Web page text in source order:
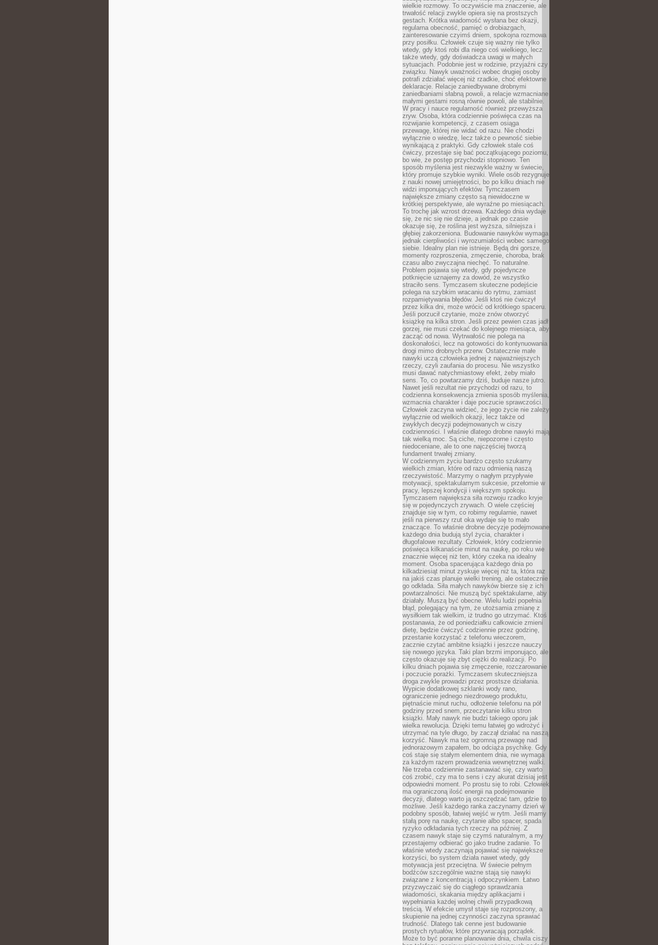
wielkie rozmowy. To oczywiście ma znaczenie, ale
trwałość relacji zwykle opiera się na prostszych
gestach. Krótka wiadomość wysłana bez okazji,
regularna obecność, pamięć o drobiazgach,
zainteresowanie czyimś dniem, spokojna rozmowa
przy posiłku. Człowiek czuje się ważny nie tylko
wtedy, gdy ktoś robi dla niego coś wielkiego, lecz
także wtedy, gdy doświadcza uwagi w małych
sytuacjach. Podobnie jest w rodzinie, przyjaźni czy
związku. Nawyk uważności wobec drugiej osoby
potrafi zdziałać więcej niż rzadkie, choć efektowne
deklaracje. Relacje zaniedbywane drobnymi
zaniedbaniami słabną powoli, a relacje wzmacniane
małymi gestami rosną równie powoli, ale stabilnie.
W pracy i nauce regularność również przewyższa
zryw. Osoba, która codziennie poświęca czas na
rozwijanie kompetencji, z czasem osiąga
przewagę, której nie widać od razu. Nie chodzi
wyłącznie o wiedzę, lecz także o pewność siebie
wynikającą z praktyki. Gdy człowiek stale coś
ćwiczy, przestaje się bać początkującego poziomu,
bo wie, że postęp przychodzi stopniowo. Ten
sposób myślenia jest niezwykle ważny w świecie,
który promuje szybkie wyniki. Wiele osób rezygnuje
z nauki nowej umiejętności, bo po kilku dniach nie
widzi imponujących efektów. Tymczasem
największe zmiany często są niewidoczne w
krótkiej perspektywie, ale wyraźne po miesiącach.
To trochę jak wzrost drzewa. Każdego dnia wydaje
się, że nic się nie dzieje, a jednak po czasie
okazuje się, że roślina jest wyższa, silniejsza i
głębiej zakorzeniona. Budowanie nawyków wymaga
jednak cierpliwości i wyrozumiałości wobec samego
siebie. Idealny plan nie istnieje. Będą dni gorsze,
momenty rozproszenia, zmęczenie, choroba, brak
czasu albo zwyczajna niechęć. To naturalne.
Problem pojawia się wtedy, gdy pojedyncze
potknięcie uznajemy za dowód, że wszystko
straciło sens. Tymczasem skuteczne podejście
polega na szybkim wracaniu do rytmu, zamiast
rozpamiętywania błędów. Jeśli ktoś nie ćwiczył
przez kilka dni, może wrócić od krótkiego spaceru.
Jeśli porzucił czytanie, może znów otworzyć
książkę na kilka stron. Jeśli przez pewien czas jadł
gorzej, nie musi czekać do kolejnego miesiąca, aby
zacząć od nowa. Wytrwałość nie polega na
doskonałości, lecz na gotowości do kontynuowania
drogi mimo drobnych przerw. Ostatecznie małe
nawyki uczą człowieka jednej z najważniejszych
rzeczy, czyli zaufania do procesu. Nie wszystko
musi dawać natychmiastowy efekt, żeby miało
sens. To, co powtarzamy dziś, buduje nasze jutro.
Nawet jeśli rezultat nie przychodzi od razu, to
codzienna konsekwencja zmienia sposób myślenia,
wzmacnia charakter i daje poczucie sprawczości.
Człowiek zaczyna widzieć, że jego życie nie zależy
wyłącznie od wielkich okazji, lecz także od
zwykłych decyzji podejmowanych w ciszy
codzienności. I właśnie dlatego drobne nawyki mają
tak wielką moc. Są ciche, niepozorne i często
niedoceniane, ale to one najczęściej tworzą
fundament trwałej zmiany.
W codziennym życiu bardzo często szukamy
wielkich zmian, które od razu odmienią naszą
rzeczywistość. Marzymy o nagłym przypływie
motywacji, spektakularnym sukcesie, przełomie w
pracy, lepszej kondycji i większym spokoju.
Tymczasem największa siła rozwoju rzadko kryje
się w pojedynczych zrywach. O wiele częściej
znajduje się w tym, co robimy regularnie, nawet
jeśli na pierwszy rzut oka wydaje się to mało
znaczące. To właśnie drobne decyzje podejmowane
każdego dnia budują styl życia, charakter i
długofalowe rezultaty. Człowiek, który codziennie
poświęca kilkanaście minut na naukę, po roku wie
znacznie więcej niż ten, który czeka na idealny
moment. Osoba spacerująca każdego dnia po
kilkadziesiąt minut zyskuje więcej niż ta, która raz
na jakiś czas planuje wielki trening, ale ostatecznie
go odkłada. Siła małych nawyków bierze się z ich
powtarzalności. Nie muszą być spektakularne, aby
działały. Muszą być obecne. Wielu ludzi popełnia
błąd, polegający na tym, że utożsamia zmianę z
wysiłkiem tak wielkim, iż trudno go utrzymać. Ktoś
postanawia, że od poniedziałku całkowicie zmieni
dietę, będzie ćwiczyć codziennie przez godzinę,
przestanie korzystać z telefonu wieczorem,
zacznie czytać ambitne książki i jeszcze nauczy
się nowego języka. Taki plan brzmi imponująco, ale
często okazuje się zbyt ciężki do realizacji. Po
kilku dniach pojawia się zmęczenie, rozczarowanie
i poczucie porażki. Tymczasem skuteczniejsza
droga zwykle prowadzi przez prostsze działania.
Wypicie dodatkowej szklanki wody rano,
ograniczenie jednego niezdrowego produktu,
piętnaście minut ruchu, odłożenie telefonu na pół
godziny przed snem, przeczytanie kilku stron
książki. Mały nawyk nie budzi takiego oporu jak
wielka rewolucja. Dzięki temu łatwiej go wdrożyć i
utrzymać na tyle długo, by zaczął działać na naszą
korzyść. Nawyk ma też ogromną przewagę nad
jednorazowym zapałem, bo odciąża psychikę. Gdy
coś staje się stałym elementem dnia, nie wymaga
za każdym razem prowadzenia wewnętrznej walki.
Nie trzeba codziennie zastanawiać się, czy warto
coś zrobić, czy ma to sens i czy akurat dzisiaj jest
odpowiedni moment. Po prostu się to robi. Człowiek
ma ograniczoną ilość energii na podejmowanie
decyzji, dlatego warto ją oszczędzać tam, gdzie to
możliwe. Jeśli każdego ranka zaczynamy dzień w
podobny sposób, łatwiej wejść w rytm. Jeśli mamy
stałą porę na naukę, czytanie albo spacer, spada
ryzyko odkładania tych rzeczy na później. Z
czasem nawyk staje się czymś naturalnym, a my
przestajemy odbierać go jako trudne zadanie. To
właśnie wtedy zaczynają pojawiać się największe
korzyści, bo system działa nawet wtedy, gdy
motywacja jest przeciętna. W świecie pełnym
bodźców szczególnie ważne stają się nawyki
związane z koncentracją i odpoczynkiem. Łatwo
przyzwyczaić się do ciągłego sprawdzania
wiadomości, skakania między aplikacjami i
wypełniania każdej wolnej chwili przypadkową
treścią. W efekcie umysł staje się rozproszony, a
skupienie na jednej czynności zaczyna sprawiać
trudność. Dlatego tak cenne jest budowanie
prostych rytuałów, które przywracają porządek.
Może to być poranne planowanie dnia, chwila ciszy